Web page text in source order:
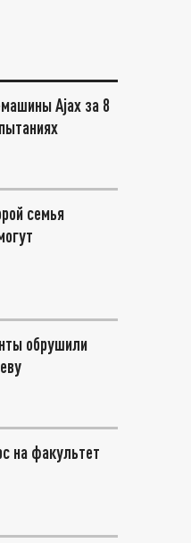
Ajax за 8
семья
обрушили
на факультет